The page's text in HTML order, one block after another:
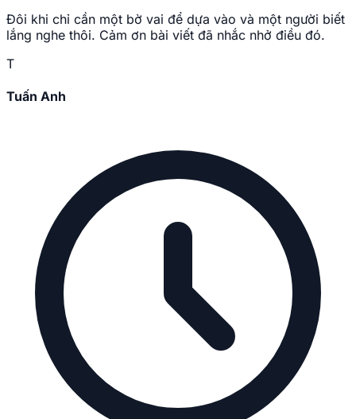
Đôi khi chỉ cần một bờ vai để dựa vào và một người biết
lắng nghe thôi. Cảm ơn bài viết đã nhắc nhở điều đó.
T
Tuấn Anh